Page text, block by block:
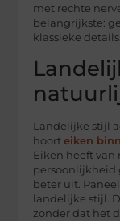
met rechte
belangrijkste:
klassieke
Landelijke stijl
hoorteiken
Eiken heeft
persoonlijkheid
beter uit.
landelijke stijl.
zonder dat het